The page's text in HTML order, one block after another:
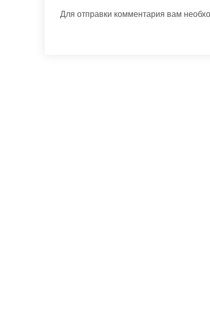
Для отправки комментария вам